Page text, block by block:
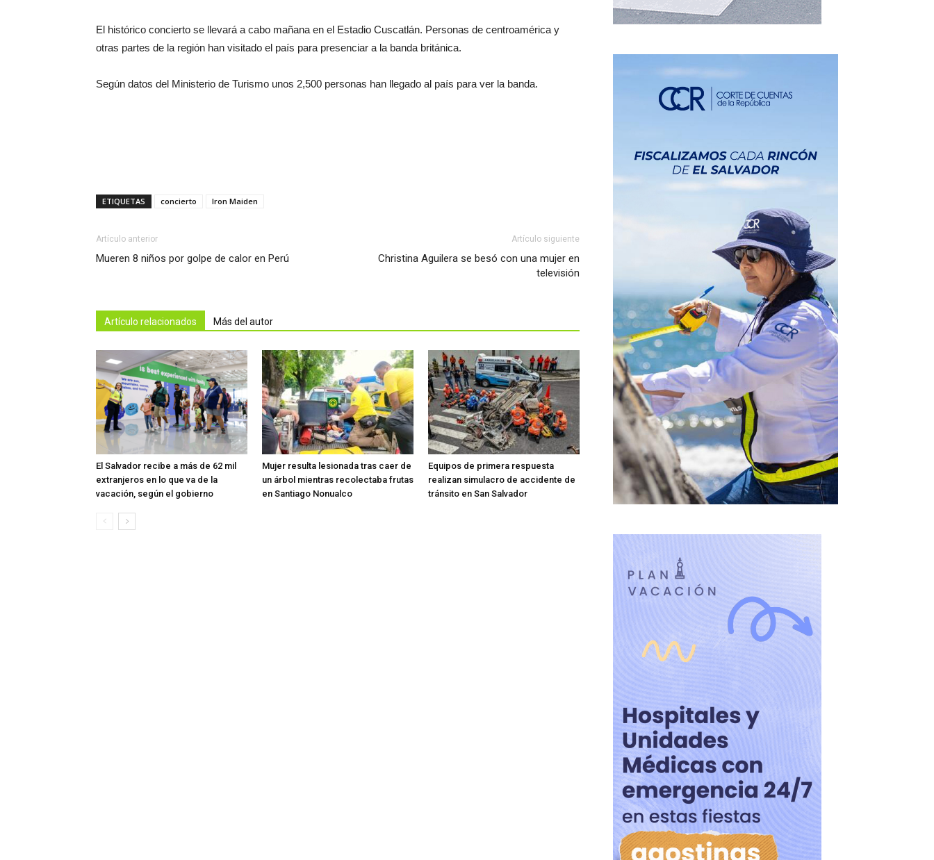
El histórico concierto se llevará a cabo mañana en el Estadio Cuscatlán. Personas de centroamérica y
otras partes de la región han visitado el país para presenciar a la banda británica.
Según datos del Ministerio de Turismo unos 2,500 personas han llegado al país para ver la banda.
ETIQUETAS concierto Iron Maiden
Artículo anterior
Mueren 8 niños por golpe de calor en Perú
Artículo siguiente
Christina Aguilera se besó con una mujer en
televisión
Artículo relacionados Más del autor
El Salvador recibe a más de 62 mil
extranjeros en lo que va de la
vacación, según el gobierno
Mujer resulta lesionada tras caer de
un árbol mientras recolectaba frutas
en Santiago Nonualco
Equipos de primera respuesta
realizan simulacro de accidente de
tránsito en San Salvador